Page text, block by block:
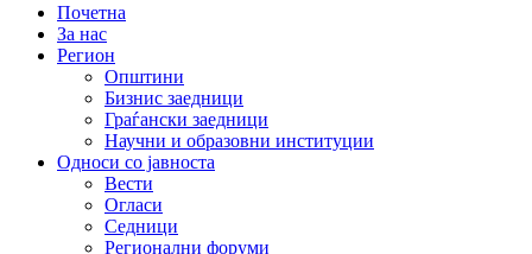
Почетна
За нас
Регион
Општини
Бизнис заедници
Граѓански заедници
Научни и образовни институции
Односи со јавноста
Вести
Огласи
Седници
Регионални форуми